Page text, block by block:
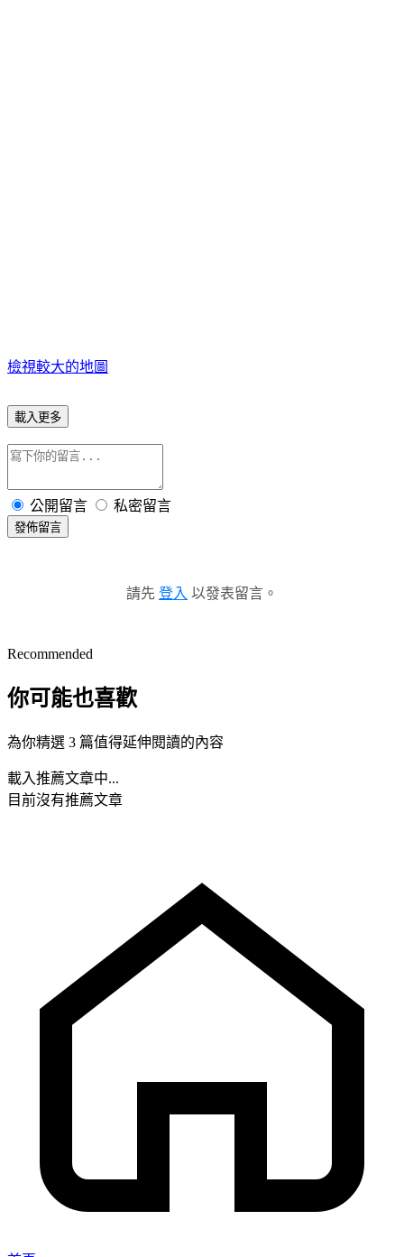
檢視較大的地圖
載入更多
公開留言 私密留言
發佈留言
請先 登入 以發表留言。
Recommended
你可能也喜歡
為你精選 3 篇值得延伸閱讀的內容
載入推薦文章中...
目前沒有推薦文章